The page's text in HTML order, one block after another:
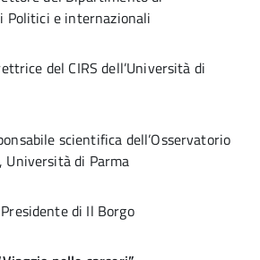
Politici e internazionali
del CIRS dell’Università di
scientifica dell’Osservatorio
Università di Parma
di Il Borgo